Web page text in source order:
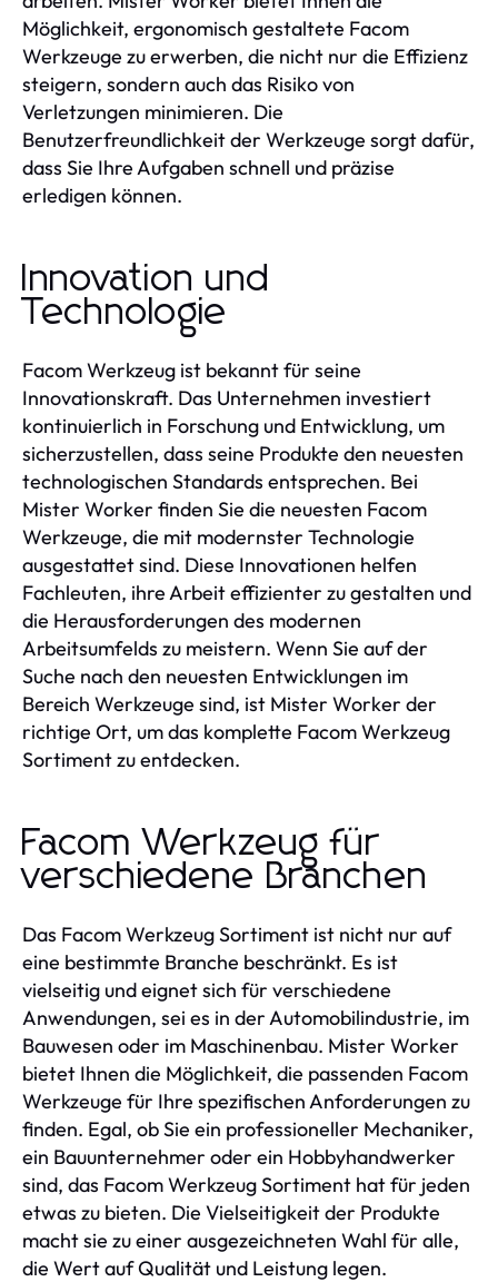
Möglichkeit, ergonomisch gestaltete Facom
Werkzeuge zu erwerben, die nicht nur die Effizienz
steigern, sondern auch das Risiko von
Verletzungen minimieren. Die
Benutzerfreundlichkeit der Werkzeuge sorgt dafür,
dass Sie Ihre Aufgaben schnell und präzise
erledigen können.
Innovation und
Technologie
Facom Werkzeug ist bekannt für seine
Innovationskraft. Das Unternehmen investiert
kontinuierlich in Forschung und Entwicklung, um
sicherzustellen, dass seine Produkte den neuesten
technologischen Standards entsprechen. Bei
Mister Worker finden Sie die neuesten Facom
Werkzeuge, die mit modernster Technologie
ausgestattet sind. Diese Innovationen helfen
Fachleuten, ihre Arbeit effizienter zu gestalten und
die Herausforderungen des modernen
Arbeitsumfelds zu meistern. Wenn Sie auf der
Suche nach den neuesten Entwicklungen im
Bereich Werkzeuge sind, ist Mister Worker der
richtige Ort, um das komplette Facom Werkzeug
Sortiment zu entdecken.
Facom Werkzeug für
verschiedene Branchen
Das Facom Werkzeug Sortiment ist nicht nur auf
eine bestimmte Branche beschränkt. Es ist
vielseitig und eignet sich für verschiedene
Anwendungen, sei es in der Automobilindustrie, im
Bauwesen oder im Maschinenbau. Mister Worker
bietet Ihnen die Möglichkeit, die passenden Facom
Werkzeuge für Ihre spezifischen Anforderungen zu
finden. Egal, ob Sie ein professioneller Mechaniker,
ein Bauunternehmer oder ein Hobbyhandwerker
sind, das Facom Werkzeug Sortiment hat für jeden
etwas zu bieten. Die Vielseitigkeit der Produkte
macht sie zu einer ausgezeichneten Wahl für alle,
die Wert auf Qualität und Leistung legen.